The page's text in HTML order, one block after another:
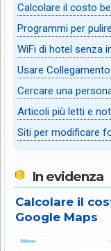
Calcolare il costo
Programmi per
WiFi di hotel senza
Usare
Cercare una
Articoli più letti e
Siti per modificare
In evidenza
Calcolare il
Google Maps